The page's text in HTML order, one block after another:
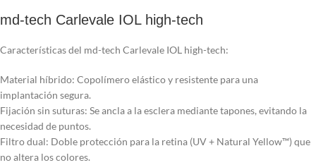
md-tech Carlevale IOL high-tech
Características del md-tech Carlevale IOL high-tech:
Material híbrido: Copolímero elástico y resistente para una
implantación segura.
Fijación sin suturas: Se ancla a la esclera mediante tapones, evitando la
necesidad de puntos.
Filtro dual: Doble protección para la retina (UV + Natural Yellow™) que
no altera los colores.